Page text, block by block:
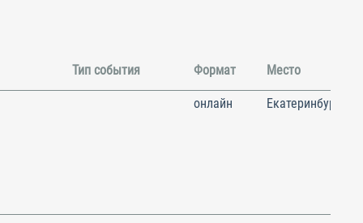
Тип события Формат Место
онлайн Екатеринбург